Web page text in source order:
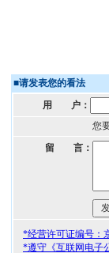
■请发表您的看法
用 户：
您
留 言：
*经营许可证编号：
*遵守《互联网电子